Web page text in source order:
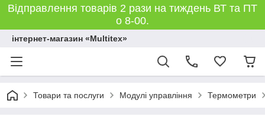
Відправлення товарів 2 рази на тиждень ВТ та ПТ
о 8-00.
інтернет-магазин «Multitex»
Товари та послуги Модулі управління Термометри